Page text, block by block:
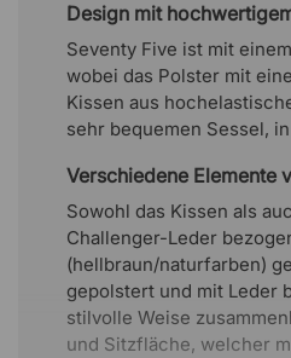
Design mit
Seventy Five ist mit
wobei das Polster mit
Kissen aus
sehr bequemen Sessel,
Verschiedene Elemente
Sowohl das Kissen als
Challenger-Leder
(hellbraun/naturfarben)
gepolstert und mit Leder
stilvolle Weise
und Sitzfläche, welcher